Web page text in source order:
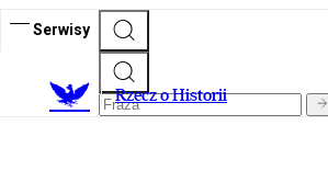
Serwisy
Rzecz o Historii